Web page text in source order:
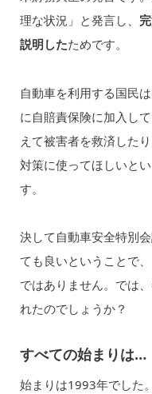
理な状況」と発言し、
説明したためです。
自動車を利用する国民
に自賠責保険に加入し
えて被害者を救済した
対策に使ってほしいと
す。
決して自動車安全特別
ても良いということで
ではありません。では
れたのでしょうか？
すべての始まりは…
始まりは1993年でした